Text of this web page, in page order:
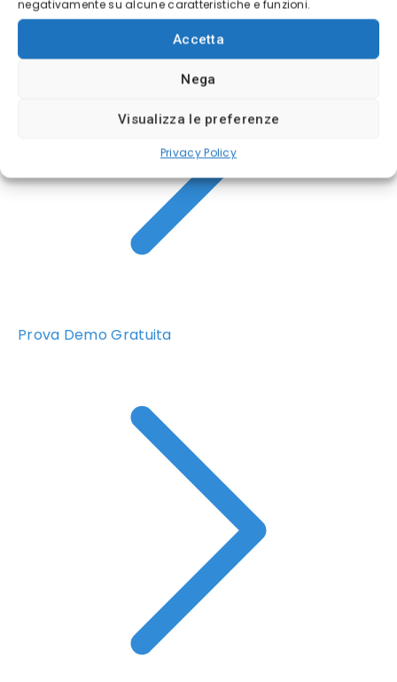
negativamente su alcune caratteristiche e funzioni.
Accetta
Nega
Visualizza le preferenze
Privacy Policy
Prova Demo Gratuita